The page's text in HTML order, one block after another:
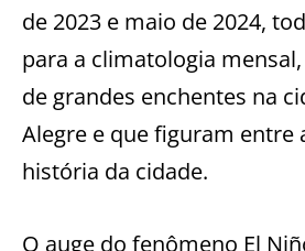
de 2023 e maio de 2024,
para a climatologia
de grandes enchentes na
Alegre e que figuram entre
história da cidade.
O auge do fenômeno El